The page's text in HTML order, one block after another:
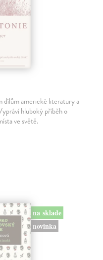
dílům americké literatury a
hluboký příběh o
ve světě.
na sklade
novinka